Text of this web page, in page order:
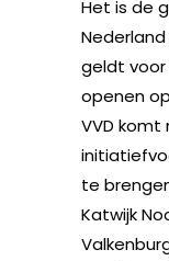
Het is de
geldt voor
openen
VVD
te
Katwijk